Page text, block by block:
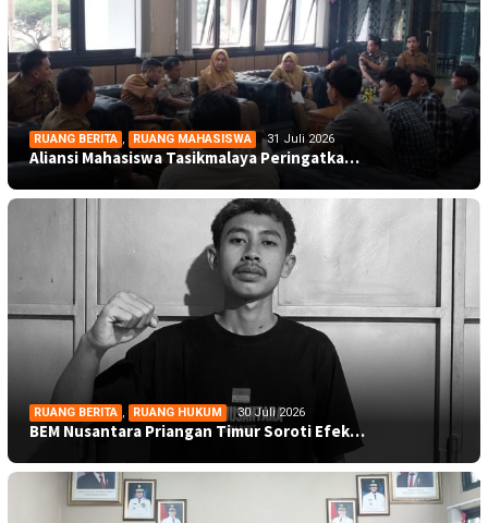
RUANG BERITA , RUANG MAHASISWA 31 Juli 2026
Aliansi Mahasiswa Tasikmalaya Peringatka…
RUANG BERITA , RUANG HUKUM 30 Juli 2026
BEM Nusantara Priangan Timur Soroti Efek…